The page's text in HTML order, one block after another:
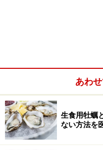
あわ
生食用牡蠣
ない方法を